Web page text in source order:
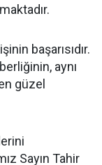
başarısıdır.
aynı
güzel
Sayın Tahir